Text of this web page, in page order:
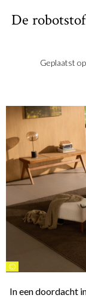
De
Geplaatst op
©
In een doordacht